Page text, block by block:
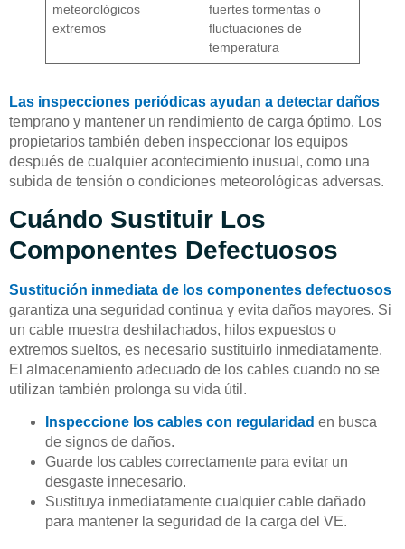
meteorológicos
extremos
fuertes tormentas o
fluctuaciones de
temperatura
Las inspecciones periódicas ayudan a detectar daños
temprano y mantener un rendimiento de carga óptimo. Los
propietarios también deben inspeccionar los equipos
después de cualquier acontecimiento inusual, como una
subida de tensión o condiciones meteorológicas adversas.
Cuándo Sustituir Los
Componentes Defectuosos
Sustitución inmediata de los componentes defectuosos
garantiza una seguridad continua y evita daños mayores. Si
un cable muestra deshilachados, hilos expuestos o
extremos sueltos, es necesario sustituirlo inmediatamente.
El almacenamiento adecuado de los cables cuando no se
utilizan también prolonga su vida útil.
Inspeccione los cables con regularidad en busca
de signos de daños.
Guarde los cables correctamente para evitar un
desgaste innecesario.
Sustituya inmediatamente cualquier cable dañado
para mantener la seguridad de la carga del VE.